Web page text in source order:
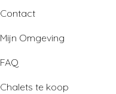
Contact
Mijn Omgeving
FAQ
Chalets te koop